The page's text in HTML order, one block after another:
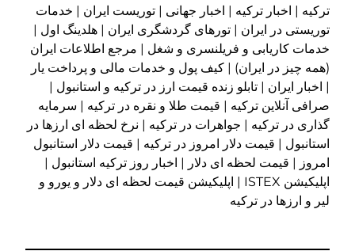
ترکیه | اخبار ترکیه | اخبار جهانی | توریست ایران | خدمات
توریستی در ایران | تورهای گردشگری ایران | هلدینگ اول |
خدمات کاریابی و فریلنسری و شغل | مرجع اطلاعات ایران
(همه چیز در ایران) | کیف پول و خدمات مالی و پرداخت یار
| اخبار ایران | تابلو زنده قیمت ارز در ترکیه و استانبول |
صرافی آنلاین ترکیه | قیمت طلا و نقره در ترکیه | سرمایه
گذاری در ترکیه | جواهرات در ترکیه | نرخ لحظه ای ارزها در
استانبول | قیمت دلار امروز در ترکیه | قیمت دلار استانبول
امروز | قیمت لحظه ای دلار | اخبار روز ترکیه استانبول |
اپلیکیشن ISTEX | اپلیکیشن قیمت لحظه ای دلار و یورو و
لیر و ارزها در ترکیه